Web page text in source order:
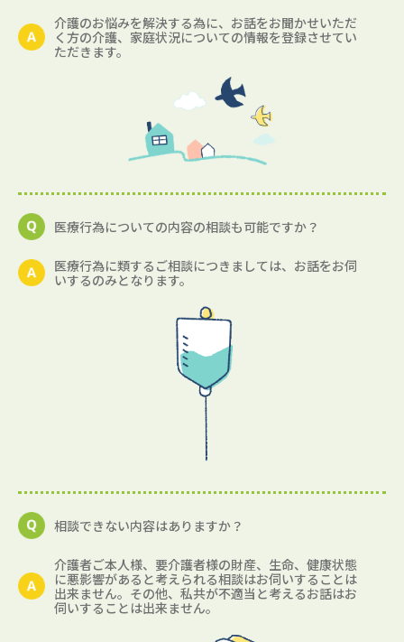
介護のお悩みを解決する為に、お話をお聞かせいただ
く方の介護、家庭状況についての情報を登録させてい
ただきます。
医療行為についての内容の相談も可能ですか？
医療行為に類するご相談につきましては、お話をお伺
いするのみとなります。
相談できない内容はありますか？
介護者ご本人様、要介護者様の財産、生命、健康状態
に悪影響があると考えられる相談はお伺いすることは
出来ません。その他、私共が不適当と考えるお話はお
伺いすることは出来ません。